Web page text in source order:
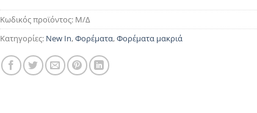
Κωδικός προϊόντος: Μ/Δ
Κατηγορίες: New In,Φορέματα,Φορέματα μακριά